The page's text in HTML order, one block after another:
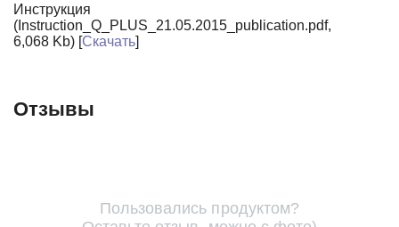
Инструкция
(Instruction_Q_PLUS_21.05.2015_publication.pdf,
6,068 Kb) [Скачать]
Отзывы
Пользовались продуктом?